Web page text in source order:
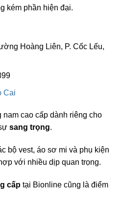
kém phần hiện đại.
Hoàng Liên, P. Cốc Lếu,
Cai
cao cấp dành riêng cho
sang trọng.
bộ vest, áo sơ mi và phụ kiện
với nhiều dịp quan trọng.
cấp tại Bionline cũng là điểm